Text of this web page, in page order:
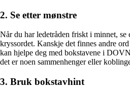
2. Se etter mønstre
Når du har ledetråden friskt i minnet, se
kryssordet. Kanskje det finnes andre
kan hjelpe deg med bokstavene i
det er noen sammenhenger eller
3. Bruk bokstavhint